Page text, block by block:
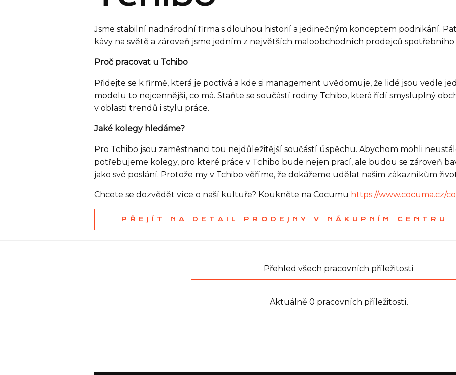
Jsme stabilní nadnárodní firma s dlouhou historií a jedinečným konceptem podnikání.
kávy na světě a zároveň jsme jedním z největších maloobchodních prodejců spotřebního
Proč pracovat u Tchibo
Přidejte se k firmě, která je poctivá a kde si management uvědomuje, že lidé jsou vedle
modelu to nejcennější, co má. Staňte se součástí rodiny Tchibo, která řídí smysluplný
v oblasti trendů i stylu práce.
Jaké kolegy hledáme?
Pro Tchibo jsou zaměstnanci tou nejdůležitější součástí úspěchu. Abychom mohli
potřebujeme kolegy, pro které práce v Tchibo bude nejen prací, ale budou se zároveň
jako své poslání. Protože my v Tchibo věříme, že dokážeme udělat našim zákazníkům
Chcete se dozvědět více o naší kultuře? Koukněte na Cocumu https://www.cocuma.cz/
PŘEJÍT NA DETAIL PRODEJNY V NÁKUPNÍM CENTRU
Přehled všech pracovních příležitostí
Aktuálně 0 pracovních příležitostí.